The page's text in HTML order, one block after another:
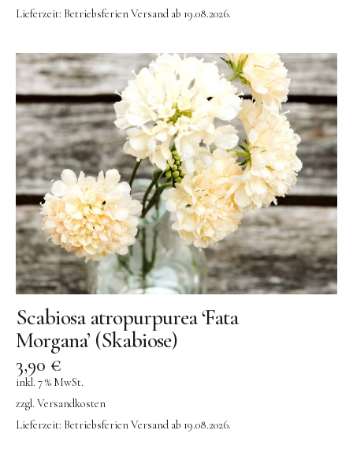
Mr MARIA | Leuchten
NUUKK | Papierdesign & Kissen
OYOY living
OVO things | Kerzenhalter
PLÜKT | Tees
Sköna Ting | Papeterie
studio ROOF | Bastel-Sets
YEYE Sonnenbrillen für Kinder
Telmas Botanica | Kerzen
the Munio | Duftkerzen & Seifen
TILDA Puppen
Bücher
Lieferzeit: Betriebsferien Versand ab 19.08.2026.
Scabiosa atropurpurea ‘Fata
Morgana’ (Skabiose)
3,90 €
inkl. 7 % MwSt.
zzgl. Versandkosten
Lieferzeit: Betriebsferien Versand ab 19.08.2026.